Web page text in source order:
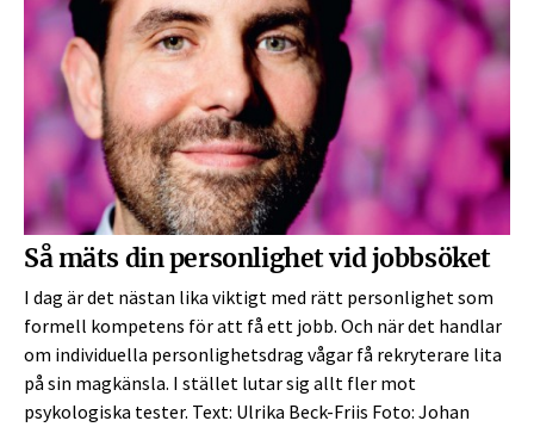
Så mäts din personlighet vid jobbsöket
I dag är det nästan lika viktigt med rätt personlighet som
formell kompetens för att få ett jobb. Och när det handlar
om individuella personlighetsdrag vågar få rekryterare lita
på sin magkänsla. I stället lutar sig allt fler mot
psykologiska tester. Text: Ulrika Beck-Friis Foto: Johan